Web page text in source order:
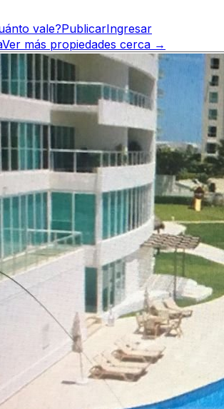
vale?PublicarIngresar
Ver más propiedades cerca →